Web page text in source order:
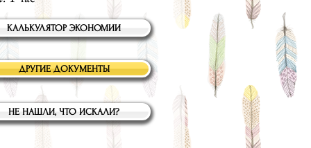
КАЛЬКУЛЯТОР ЭКОНОМИИ
ДРУГИЕ ДОКУМЕНТЫ
НЕ НАШЛИ, ЧТО ИСКАЛИ?